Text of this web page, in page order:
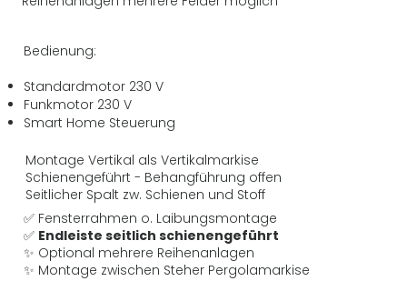
Bedienung:
Standardmotor 230 V
Funkmotor 230 V
Smart Home Steuerung
Montage Vertikal als Vertikalmarkise
Schienengeführt - Behangführung offen
Seitlicher Spalt zw. Schienen und Stoff
✅ Fensterrahmen o. Laibungsmontage
✅ Endleiste seitlich schienengeführt
✨ Optional mehrere Reihenanlagen
✨ Montage zwischen Steher Pergolamarkise